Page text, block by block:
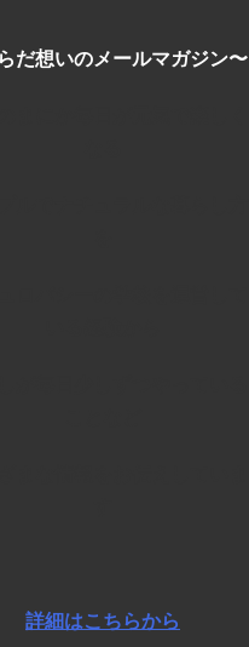
だ想いのメールマガジン〜
詳細はこちらから